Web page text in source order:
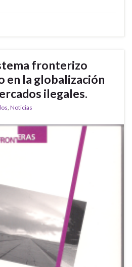
fronterizo
en la globalización
ilegales.
Noticias